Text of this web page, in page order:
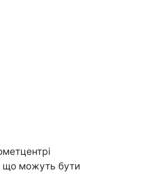
можуть бути